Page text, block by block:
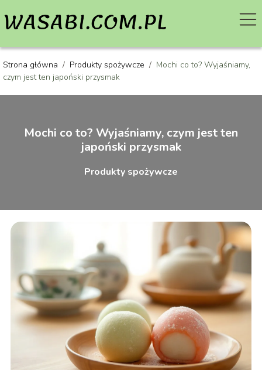
Strona główna / Produkty spożywcze / Mochi co to? Wyjaśniamy,
czym jest ten japoński przysmak
Mochi co to? Wyjaśniamy, czym jest ten
japoński przysmak
Produkty spożywcze